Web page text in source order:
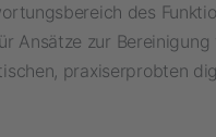
des
Ansätze zur
praxiserprobten